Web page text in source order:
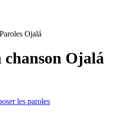
Paroles Ojalá
chanson Ojalá
les paroles